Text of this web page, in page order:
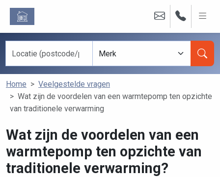
Home
Veelgestelde vragen
Wat zijn de voordelen van een warmtepomp ten opzichte
van traditionele verwarming
Wat zijn de voordelen van een
warmtepomp ten opzichte van
traditionele verwarming?